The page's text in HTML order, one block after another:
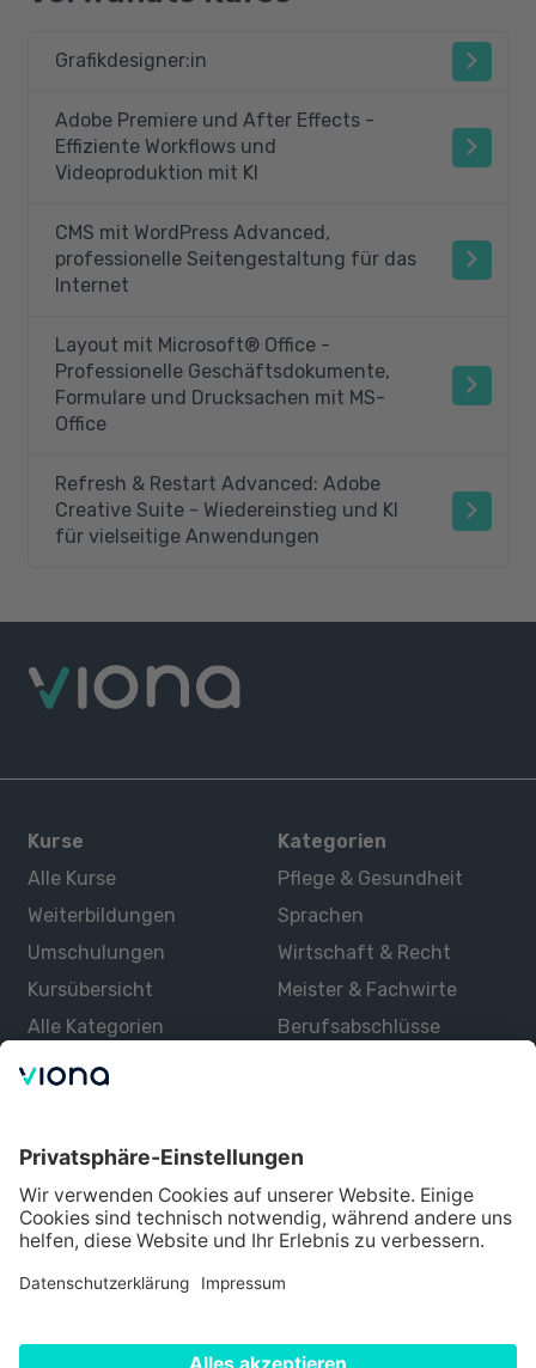
Grafikdesigner:in
Adobe Premiere und After Effects -
Effiziente Workflows und
Videoproduktion mit KI
CMS mit WordPress Advanced,
professionelle Seitengestaltung für das
Internet
Layout mit Microsoft® Office -
Professionelle Geschäftsdokumente,
Formulare und Drucksachen mit MS-
Office
Refresh & Restart Advanced: Adobe
Creative Suite - Wiedereinstieg und KI
für vielseitige Anwendungen
Kurse
Alle Kurse
Weiterbildungen
Umschulungen
Kursübersicht
Alle Kategorien
Kategorien
Pflege & Gesundheit
Sprachen
Wirtschaft & Recht
Meister & Fachwirte
Berufsabschlüsse
Über uns
Lernen mit Viona
Alle Partner
Partner werden